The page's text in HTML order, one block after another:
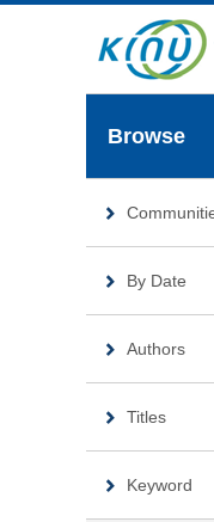
Browse
By Date
Authors
Titles
Keyword